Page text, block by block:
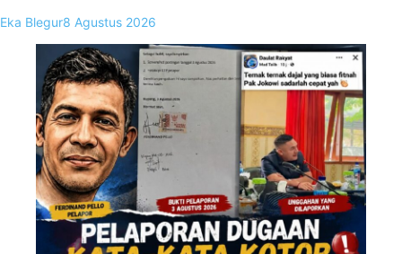
Eka Blegur8 Agustus 2026